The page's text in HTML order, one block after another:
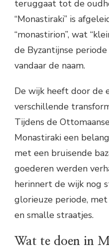
teruggaat tot de
“Monastiraki” is
“monastirion”, wat
de Byzantijnse
vandaar de naam.
De wijk heeft door de
verschillende
Tijdens de
Monastiraki een
met een bruisende
goederen werden
herinnert de wijk nog
glorieuze periode,
en smalle straatjes.
Wat te doen in